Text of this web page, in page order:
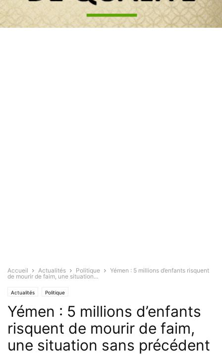
Accueil Actualités Politique
Yémen : 5 millions d’enfants risquent
de mourir de faim, une situation...
Actualités Politique
Yémen : 5 millions d’enfants
risquent de mourir de faim,
une situation sans précédent